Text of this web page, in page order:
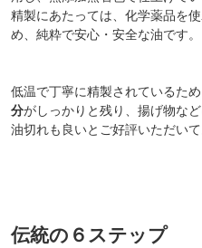
精製にあたっては、化学薬品を
め、純粋で安心・安全な油です。
低温で丁寧に精製されているた
分がしっかりと残り、揚げ物な
油切れも良いとご好評いただいて
伝統の６ステップ